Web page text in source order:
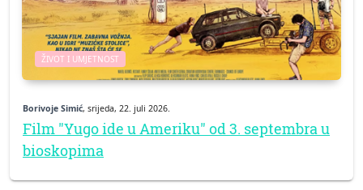
ŽIVOT I UMJETNOST
Borivoje Simić, srijeda, 22. juli 2026.
Film "Yugo ide u Ameriku" od 3. septembra u
bioskopima